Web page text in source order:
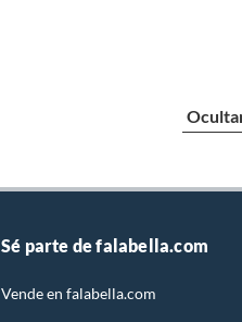
Sé parte de falabella.com
Vende en falabella.com